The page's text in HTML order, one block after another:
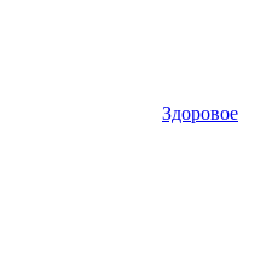
Здоровое